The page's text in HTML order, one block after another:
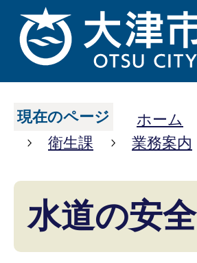
現在のページ ホーム
衛生課
業務案内
水道の安全